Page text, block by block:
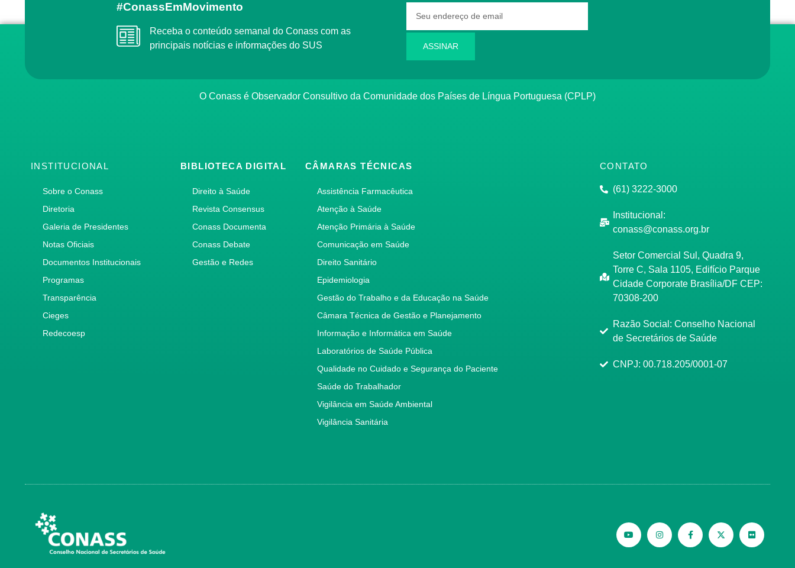
#ConassEmMovimento
Receba o conteúdo semanal do Conass com as
principais notícias e informações do SUS
ASSINAR
O Conass é Observador Consultivo da Comunidade dos Países de Língua Portuguesa (CPLP)
INSTITUCIONAL
Sobre o Conass
Diretoria
Galeria de Presidentes
Notas Oficiais
Documentos Institucionais
Programas
Transparência
Cieges
Redecoesp
BIBLIOTECA DIGITAL
Direito à Saúde
Revista Consensus
Conass Documenta
Conass Debate
Gestão e Redes
CÂMARAS TÉCNICAS
Assistência Farmacêutica
Atenção à Saúde
Atenção Primária à Saúde
Comunicação em Saúde
Direito Sanitário
Epidemiologia
Gestão do Trabalho e da Educação na Saúde
Câmara Técnica de Gestão e Planejamento
Informação e Informática em Saúde
Laboratórios de Saúde Pública
Qualidade no Cuidado e Segurança do Paciente
Saúde do Trabalhador
Vigilância em Saúde Ambiental
Vigilância Sanitária
CONTATO
(61) 3222-3000
Institucional:
conass@conass.org.br
Setor Comercial Sul, Quadra 9,
Torre C, Sala 1105, Edifício Parque
Cidade Corporate Brasília/DF CEP:
70308-200
Razão Social: Conselho Nacional
de Secretários de Saúde
CNPJ: 00.718.205/0001-07